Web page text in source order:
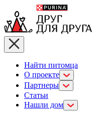
Найти питомца
О проекте
Партнеры
Статьи
Нашли дом